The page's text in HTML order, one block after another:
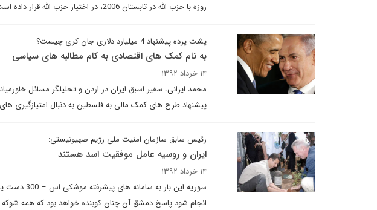
روزه با حزب الله در تابستان 2006، در اختیار حزب الله قرار داده است.
پشت پرده پیشنهاد 4 میلیارد دلاری جان کری چیست؟
به نام کمک های اقتصادی به کام مطالبه های سیاسی
۱۴ خرداد ۱۳۹۲
محمد ایرانی، سفیر اسبق ایران در اردن و تحلیلگر مسائل
پیشنهاد طرح های کمک مالی به فلسطین به دنبال امتیازگیری
رئیس سابق سازمان امنیت ملی رژیم صهیونیستی:
ایران و روسیه عامل موفقیت اسد هستند
۱۴ خرداد ۱۳۹۲
سوریه این
انجام شود پاسخ دمشق آن چنان کوبنده خواهد بود که همه